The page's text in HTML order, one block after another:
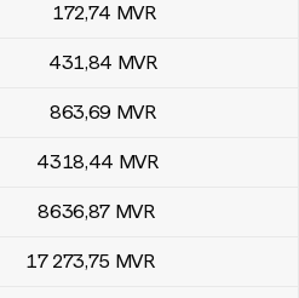
172,74 MVR
431,84 MVR
863,69 MVR
4318,44 MVR
8636,87 MVR
17 273,75 MVR